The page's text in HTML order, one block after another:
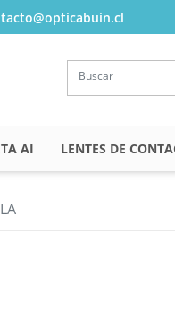
AI LENTES DE